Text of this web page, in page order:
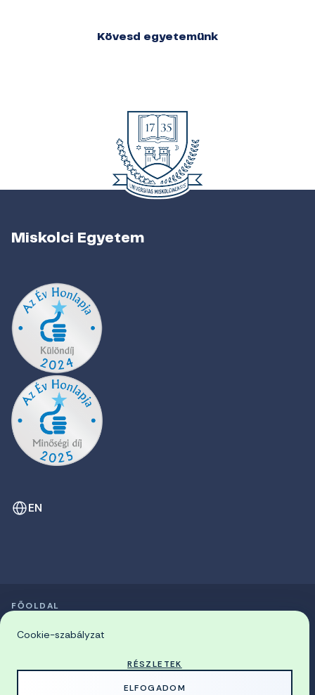
Kövesd egyetemünk
Miskolci Egyetem
EN
© 2026 Miskolci Egyetem
FŐOLDAL
Cookie-szabályzat
RÉSZLETEK
ELFOGADOM